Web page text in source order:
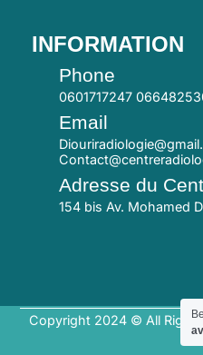
INFORMATION
Phone
0601717247
Email
Adresse du
154 bis Av. Mohamed
Copyright 2024 © All Right